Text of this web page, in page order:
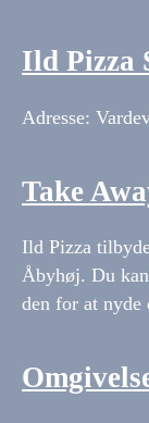
Ild Pizza
Adresse:
Take
Ild Pizza
Åbyhøj. Du
den for at nyde